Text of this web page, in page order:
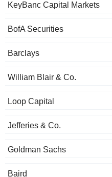
KeyBanc Capital Markets
BofA Securities
Barclays
William Blair & Co.
Loop Capital
Jefferies & Co.
Goldman Sachs
Baird